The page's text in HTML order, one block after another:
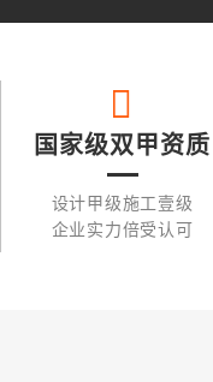
国家级双甲资质
设计甲级施工壹级
企业实力倍受认可